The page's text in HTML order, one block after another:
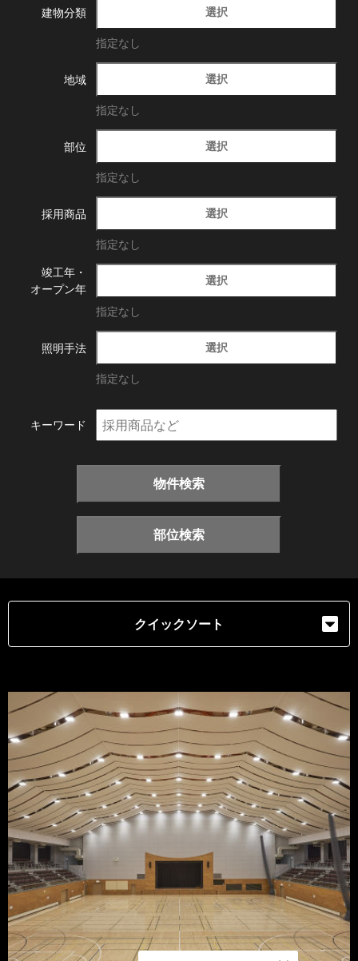
建物分類 選択
指定なし
地域 選択
指定なし
部位 選択
指定なし
採用商品 選択
指定なし
竣工年・
オープン年
選択
指定なし
照明手法 選択
指定なし
キーワード
物件検索
部位検索
クイックソート